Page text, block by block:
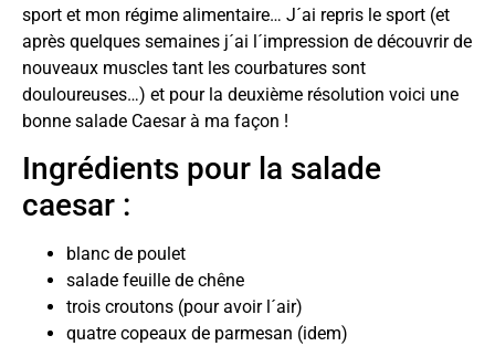
sport et mon régime alimentaire… J´ai repris le sport (et
après quelques semaines j´ai l´impression de découvrir de
nouveaux muscles tant les courbatures sont
douloureuses…) et pour la deuxième résolution voici une
bonne salade Caesar à ma façon !
Ingrédients pour la salade
caesar :
blanc de poulet
salade feuille de chêne
trois croutons (pour avoir l´air)
quatre copeaux de parmesan (idem)